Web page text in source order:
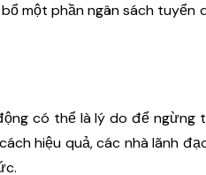
một phần ngân sách tuyển
có thể là lý do để ngừng
hiệu quả, các nhà lãnh